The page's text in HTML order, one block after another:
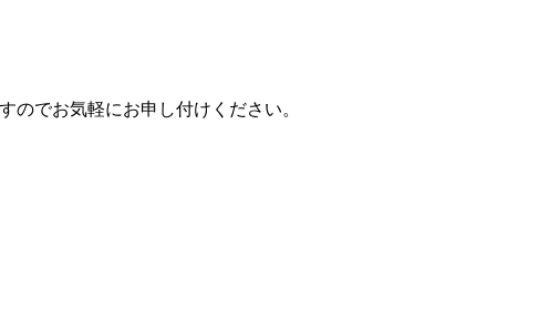
のでお気軽にお申し付けください。